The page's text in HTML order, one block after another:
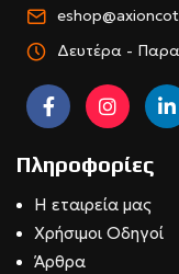
Δευτέρα -
Πληροφορίες
Η εταιρεία μας
Χρήσιμοι Οδηγοί
Άρθρα